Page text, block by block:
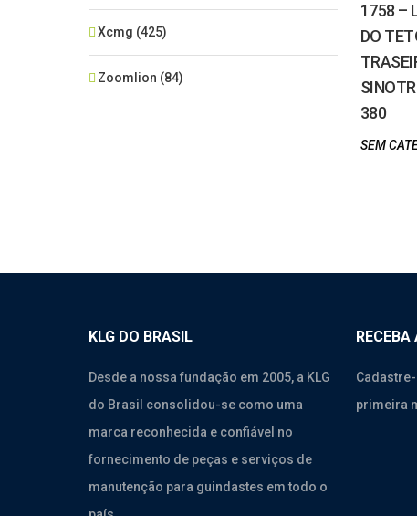
Xcmg (425)
Zoomlion (84)
1758 –
DO
380
SEM
KLG DO BRASIL
Desde a nossa fundação em 2005, a KLG
do Brasil consolidou-se como uma
marca reconhecida e confiável no
fornecimento de peças e serviços de
manutenção para guindastes em todo o
RECEBA
primeira